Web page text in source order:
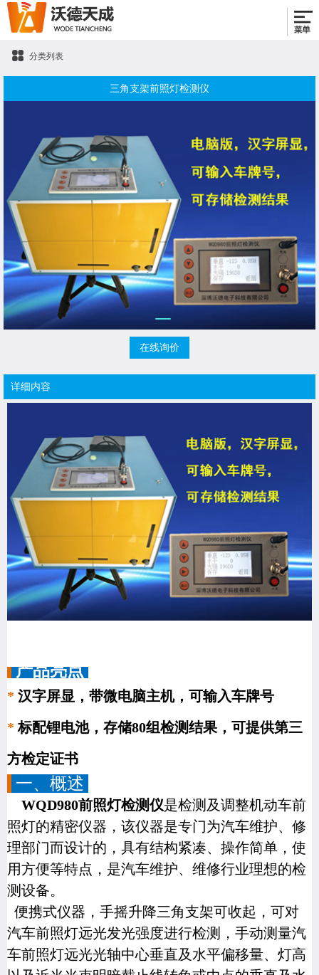
分类列表
三角支架前照灯检测仪
在线询价
详细内容
产品亮点
* 汉字屏显，带微电脑主机，可输入车牌号
*标配锂电池，存储80组检测结果，可提供第三
方检定证书
一、概述
WQD980前照灯检测仪是检测及调整机动车前
照灯的精密仪器，该仪器是专门为汽车维护、修
理部门而设计的，具有结构紧凑、操作简单，使
用方便等特点，是汽车维护、维修行业理想的检
测设备。
便携式仪器，手摇升降三角支架可收起，可对
汽车前照灯远光发光强度进行检测，手动测量汽
车前照灯远光光轴中心垂直及水平偏移量、灯高